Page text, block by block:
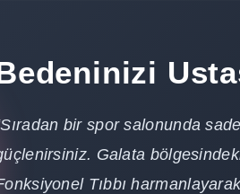
bir spor salonunda
Galata
Tıbbı